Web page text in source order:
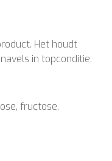
Het houdt
in topconditie.
fructose.